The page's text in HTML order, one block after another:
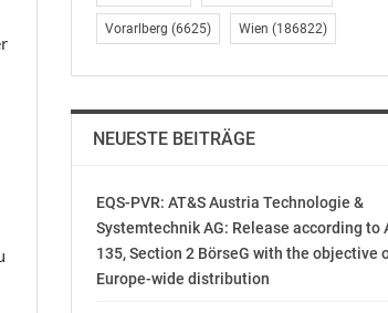
Vorarlberg (6625) Wien (186822)
NEUESTE BEITRÄGE
EQS-PVR: AT&S Austria Technologie &
Systemtechnik AG: Release according to
135, Section 2 BörseG with the objective
Europe-wide distribution